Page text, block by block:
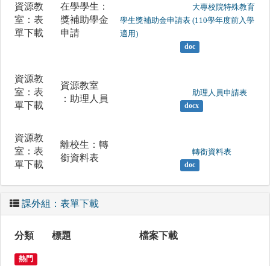
資源教
室：表
單下載
在學學生：
獎補助學金
申請
學生獎補助金申請表 (110學年度前入學
適用)
doc
資源教
室：表
單下載
資源教室
：助理人員
docx
資源教
室：表
單下載
離校生：轉
銜資料表
doc
課外組：表單下載
分類 標題 檔案下載
熱門